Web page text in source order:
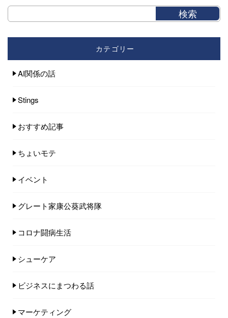
カテゴリー
AI関係の話
Stings
おすすめ記事
ちょいモテ
イベント
グレート家康公葵武将隊
コロナ闘病生活
シューケア
ビジネスにまつわる話
マーケティング